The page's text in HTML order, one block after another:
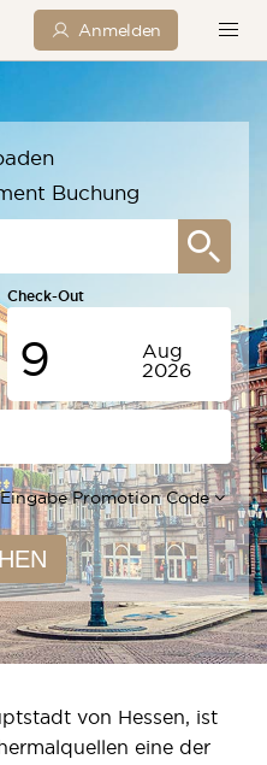
Anmelden
Buchung
Check-Out
Sonntag
9
Aug
2026
Eingabe Promotion Code
von Hessen, ist
eine der